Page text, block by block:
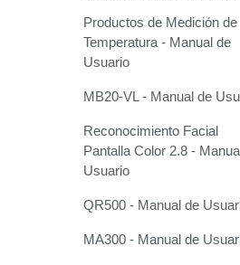
Productos de Medición de
Temperatura - Manual de
Usuario
MB20-VL - Manual de
Reconocimiento Facial
Pantalla Color 2.8 -
Usuario
QR500 - Manual de
MA300 - Manual de